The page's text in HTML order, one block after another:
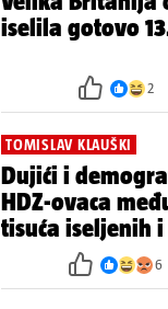
iselila gotovo
2
TOMISLAV KLAUŠKI
Dujići i
HDZ-ovaca
tisuća iseljenih
6